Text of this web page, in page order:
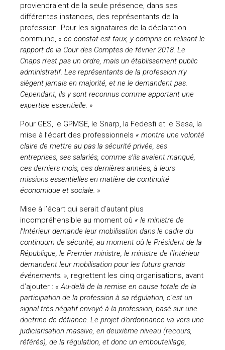
proviendraient de la seule présence, dans ses
différentes instances, des représentants de la
profession. Pour les signataires de la déclaration
commune, « ce constat est faux, y compris en relisant le
rapport de la Cour des Comptes de février 2018. Le
Cnaps n’est pas un ordre, mais un établissement public
administratif. Les représentants de la profession n’y
siègent jamais en majorité, et ne le demandent pas.
Cependant, ils y sont reconnus comme apportant une
expertise essentielle. »
Pour GES, le GPMSE, le Snarp, la Fedesfi et le Sesa, la
mise à l’écart des professionnels « montre une volonté
claire de mettre au pas la sécurité privée, ses
entreprises, ses salariés, comme s’ils avaient manqué,
ces derniers mois, ces dernières années, à leurs
missions essentielles en matière de continuité
économique et sociale. »
Mise à l’écart qui serait d’autant plus
incompréhensible au moment où « le ministre de
l’Intérieur demande leur mobilisation dans le cadre du
continuum de sécurité, au moment où le Président de la
République, le Premier ministre, le ministre de l’Intérieur
demandent leur mobilisation pour les futurs grands
événements. », regrettent les cinq organisations, avant
d’ajouter : « Au-delà de la remise en cause totale de la
participation de la profession à sa régulation, c’est un
signal très négatif envoyé à la profession, basé sur une
doctrine de défiance. Le projet d’ordonnance va vers une
judiciarisation massive, en deuxième niveau (recours,
référés), de la régulation, et donc un embouteillage,